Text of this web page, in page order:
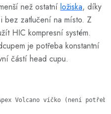
než ostatní ložiska, díky
bez zatlučení na místo. Z
HIC kompresní systém.
je potřeba konstantní
částí head cupu.
Volcano víčko (není